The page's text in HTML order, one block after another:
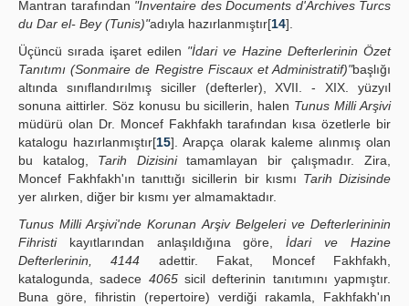
Mantran tarafından "Inventaire des Documents d'Archives Turcs
du Dar el- Bey (Tunis)"adıyla hazırlanmıştır[14].
Üçüncü sırada işaret edilen "İdari ve Hazine Defterlerinin Özet
Tanıtımı (Sonmaire de Registre Fiscaux et Administratif)"başlığı
altında sınıflandırılmış siciller (defterler), XVII. - XIX. yüzyıl
sonuna aittirler. Söz konusu bu sicillerin, halen Tunus Milli Arşivi
müdürü olan Dr. Moncef Fakhfakh tarafından kısa özetlerle bir
katalogu hazırlanmıştır[15]. Arapça olarak kaleme alınmış olan
bu katalog, Tarih Dizisinitamamlayan bir çalışmadır. Zira,
Moncef Fakhfakh'ın tanıttığı sicillerin bir kısmı Tarih Dizisinde
yer alırken, diğer bir kısmı yer almamaktadır.
Tunus Milli Arşivi'nde Korunan Arşiv Belgeleri ve Defterlerininin
Fihristikayıtlarından anlaşıldığına göre,İdari ve Hazine
Defterlerinin, 4144 adettir. Fakat, Moncef Fakhfakh,
katalogunda, sadece 4065sicil defterinin tanıtımını yapmıştır.
Buna göre, fihristin (repertoire) verdiği rakamla, Fakhfakh'ın